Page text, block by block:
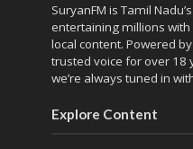
SuryanFM is Tamil
entertaining millions
local content. Powered
trusted voice for over 18
we’re always tuned in
Explore Content